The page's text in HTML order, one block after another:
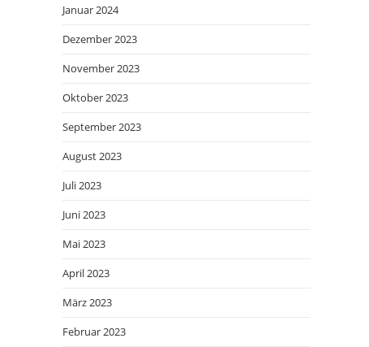
Januar 2024
Dezember 2023
November 2023
Oktober 2023
September 2023
August 2023
Juli 2023
Juni 2023
Mai 2023
April 2023
März 2023
Februar 2023